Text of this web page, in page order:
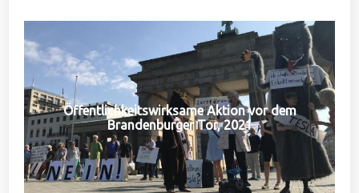
Öffentlichkeitswirksame Aktion vor dem
Brandenburger Tor, 2021